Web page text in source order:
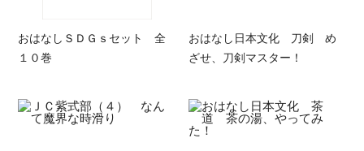
おはなしＳＤＧｓセット 全
１０巻
おはなし日本文化 刀剣 め
ざせ、刀剣マスター！